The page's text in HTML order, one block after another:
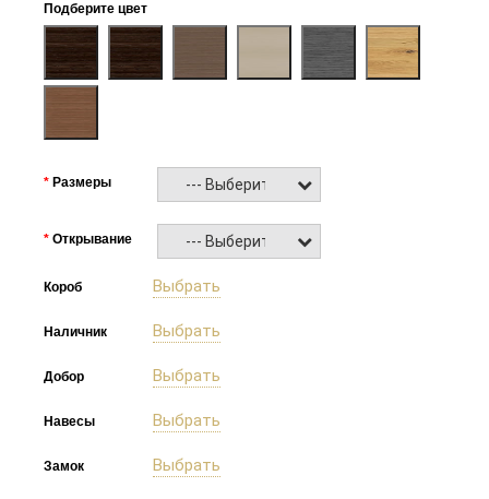
Подберите цвет
Размеры --- Выберите ---
Открывание --- Выберите ---
Короб Выбрать
Наличник Выбрать
Добор Выбрать
Навесы Выбрать
Замок Выбрать